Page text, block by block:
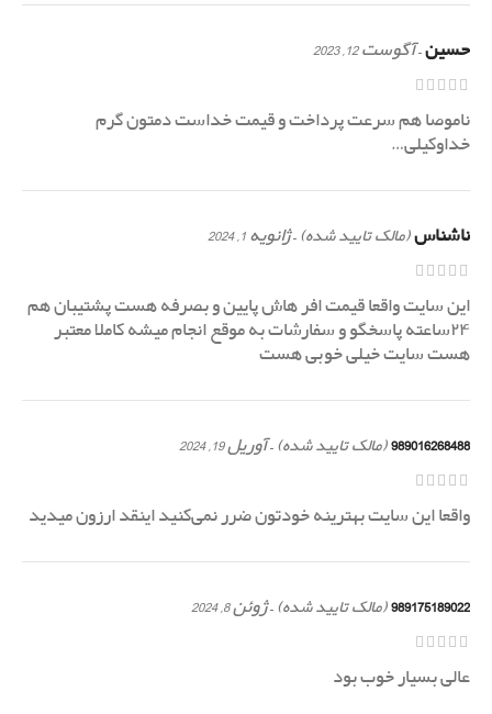
حسین–آگوست 12, 2023
ناموصا هم سرعت پرداخت و قیمت خداست دمتون گرم
خداوکیلی…
ناشناس(مالک تایید شده)–ژانویه 1, 2024
این سایت واقعا قیمت افر هاش پایین و بصرفه هست پشتیبان هم
۲۴ساعته پاسخگو و سفارشات به موقع انجام میشه کاملا معتبر
هست سایت خیلی خوبی هست
989016268488(مالک تایید شده)–آوریل 19, 2024
واقعا این سایت بهترینه خودتون ضرر نمی‌کنید اینقد ارزون میدید
989175189022(مالک تایید شده)–ژوئن 8, 2024
عالی بسیار خوب بود